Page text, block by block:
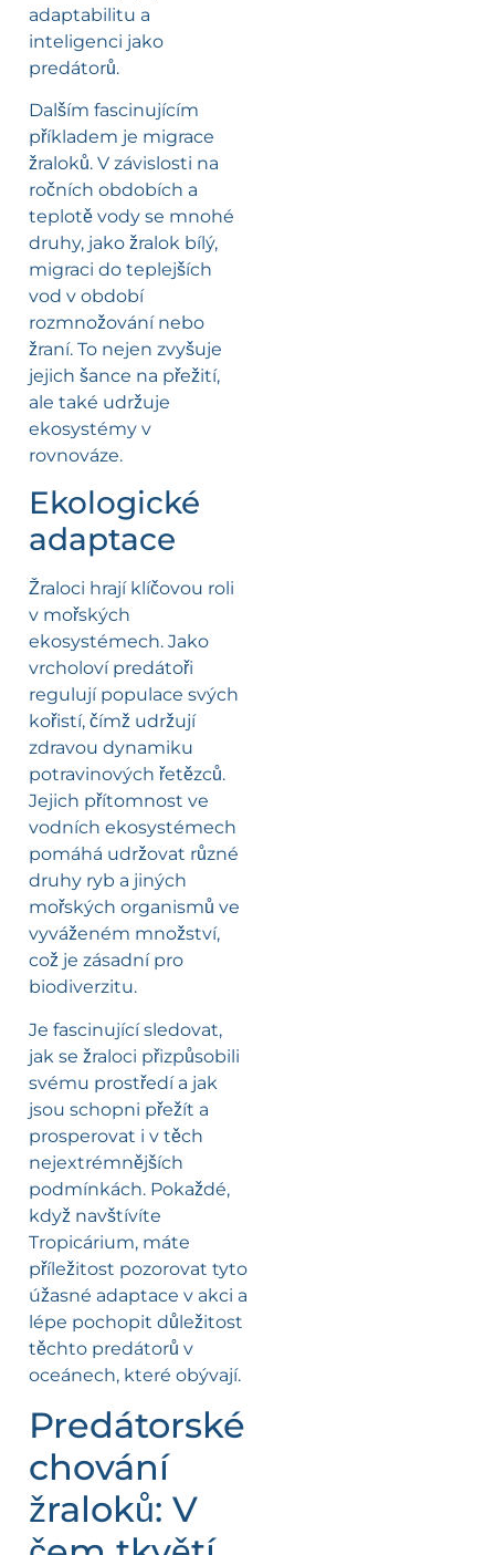
adaptabilitu a
inteligenci jako
predátorů.
Dalším fascinujícím
příkladem je migrace
žraloků. V závislosti na
ročních obdobích a
teplotě vody se mnohé
druhy, jako žralok bílý,
migraci do teplejších
vod v období
rozmnožování nebo
žraní. To nejen zvyšuje
jejich šance na přežití,
ale také udržuje
ekosystémy v
rovnováze.
Ekologické
adaptace
Žraloci hrají klíčovou roli
v mořských
ekosystémech. Jako
vrcholoví predátoři
regulují populace svých
kořistí, čímž udržují
zdravou dynamiku
potravinových řetězců.
Jejich přítomnost ve
vodních ekosystémech
pomáhá udržovat různé
druhy ryb a jiných
mořských organismů ve
vyváženém množství,
což je zásadní pro
biodiverzitu.
Je fascinující sledovat,
jak se žraloci přizpůsobili
svému prostředí a jak
jsou schopni přežít a
prosperovat i v těch
nejextrémnějších
podmínkách. Pokaždé,
když navštívíte
Tropicárium, máte
příležitost pozorovat tyto
úžasné adaptace v akci a
lépe pochopit důležitost
těchto predátorů v
oceánech, které obývají.
Predátorské
chování
žraloků: V